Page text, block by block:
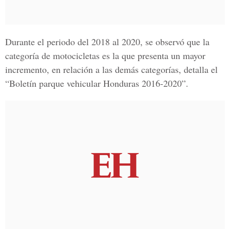
Durante el periodo del 2018 al 2020, se observó que la
categoría de motocicletas es la que presenta un mayor
incremento, en relación a las demás categorías, detalla el
“Boletín parque vehicular Honduras 2016-2020”.